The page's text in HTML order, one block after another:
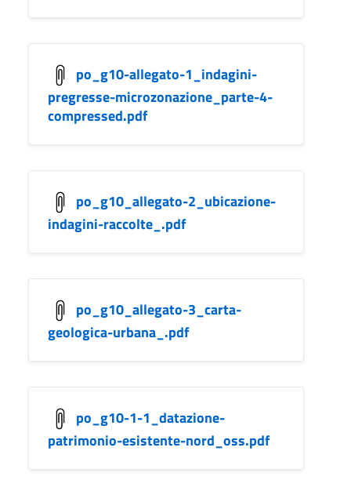
po_g10-allegato-1_indagini-
pregresse-microzonazione_parte-4-
compressed.pdf
po_g10_allegato-2_ubicazione-
indagini-raccolte_.pdf
po_g10_allegato-3_carta-
geologica-urbana_.pdf
po_g10-1-1_datazione-
patrimonio-esistente-nord_oss.pdf